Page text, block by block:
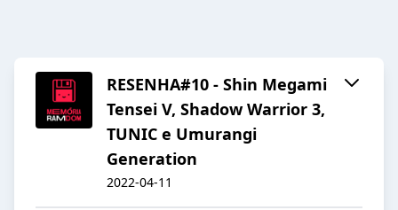
RESENHA#10 - Shin Megami
Tensei V, Shadow Warrior 3,
TUNIC e Umurangi
Generation
2022-04-11